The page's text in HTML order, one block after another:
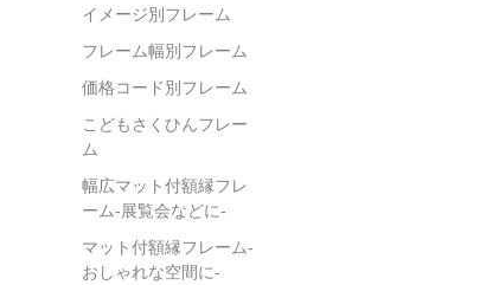
イメージ別フレーム
フレーム幅別フレーム
価格コード別フレーム
こどもさくひんフレー
ム
幅広マット付額縁フレ
ーム-展覧会などに-
マット付額縁フレーム-
おしゃれな空間に-